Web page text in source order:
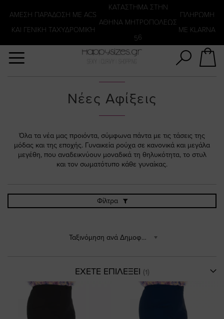
ΑΜΕΣΗ ΠΑΡΑΔΟΣΗ ΜΕ ACS
ΚΑΙ ΓΕΝΙΚΗ ΤΑΧΥΔΡΟΜΙΚΉ
KATΑΣΤΗΜΑ ΣΤΗΝ
ΑΘΗΝΑ ΜΗΤΡΟΠΟΛΕΩΣ
56
ΠΛΗΡΩΜΗ
ΜΕ KLARNA
Νέες Αφίξεις
Όλα τα νέα μας προιόντα, σύμφωνα πάντα με τις τάσεις της
μόδας και της εποχής. Γυναικεία ρούχα σε κανονικά και μεγάλα
μεγέθη, που αναδεικνύουν μοναδικά τη θηλυκότητα, το στυλ
και τον σωματότυπο κάθε γυναίκας.
Φίλτρα
Ταξινόμηση ανά Δημοφιλέστερα
ΕΧΕΤΕ ΕΠΙΛΕΞΕΙ
Αναζήτηση